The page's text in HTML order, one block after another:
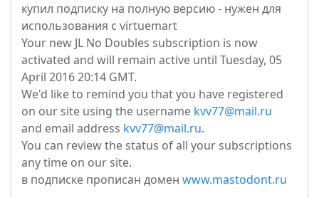
купил подписку на полную версию - нужен для
использования с virtuemart
Your new JL No Doubles subscription is now
activated and will remain active until Tuesday, 05
April 2016 20:14 GMT.
We'd like to remind you that you have registered
on our site using the username kvv77@mail.ru
and email address kvv77@mail.ru.
You can review the status of all your subscriptions
any time on our site.
в подписке прописан домен www.mastodont.ru